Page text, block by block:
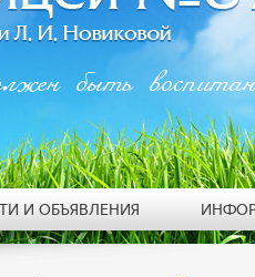
быть
И ОБЪЯВЛЕНИЯ